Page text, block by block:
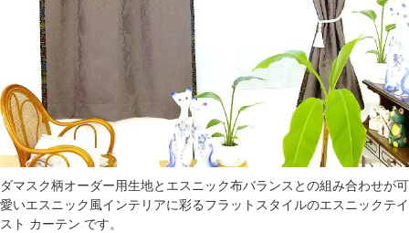
ダマスク柄オーダー用生地とエスニック布バランスとの組み合わせが可
愛いエスニック風インテリアに彩るフラットスタイルのエスニックテイ
スト カーテン です。